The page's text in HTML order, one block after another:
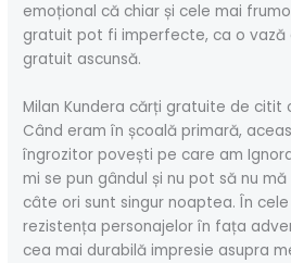
emoțional că chiar și cele mai
gratuit pot fi imperfecte, ca o vază
gratuit ascunsă.
Milan Kundera cărți gratuite de citit
Când eram în școală primară,
îngrozitor povești pe care am
mi se pun gândul și nu pot să nu
câte ori sunt singur noaptea. În
rezistența personajelor în fața
cea mai durabilă impresie asupra